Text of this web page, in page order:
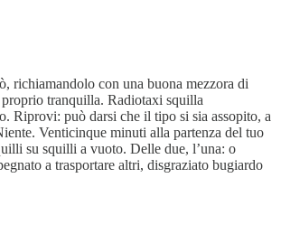
richiamandolo con una buona mezzora di
tranquilla. Radiotaxi squilla
Riprovi: può darsi che il tipo si sia assopito, a
Venticinque minuti alla partenza del tuo
su squilli a vuoto. Delle due, l’una: o
a trasportare altri, disgraziato bugiardo